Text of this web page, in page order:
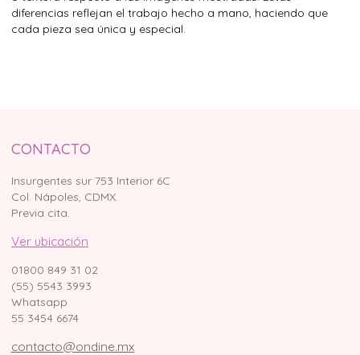
diferencias reflejan el trabajo hecho a mano, haciendo que
cada pieza sea única y especial.
CONTACTO
Insurgentes sur 753 Interior 6C
Col. Nápoles, CDMX.
Previa cita.
Ver ubicación
01800 849 31 02
(55) 5543 3993
Whatsapp
55 3454 6674
contacto@ondine.mx